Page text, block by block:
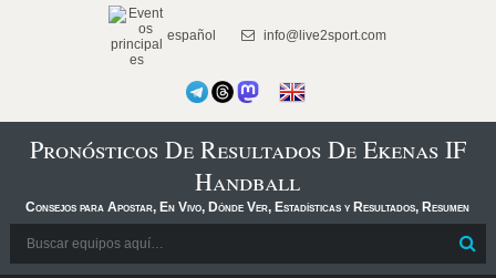
español info@live2sport.com
Pronósticos De Resultados De Ekenas IF
Handball
Consejos para Apostar, En Vivo, Dónde Ver, Estadísticas y Resultados, Resumen